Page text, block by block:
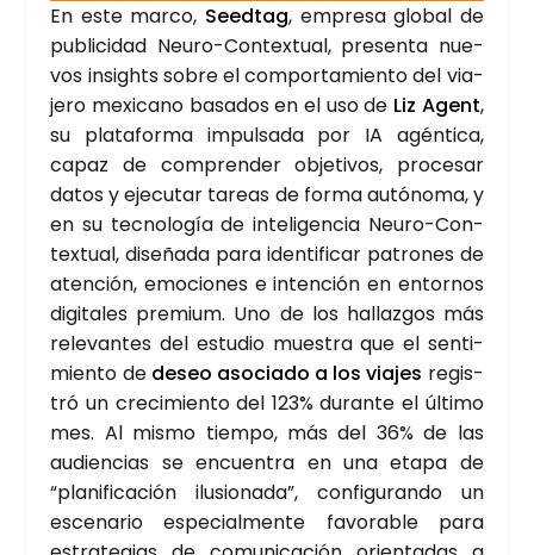
En este mar­co, Seed­tag, empre­sa glo­bal de
publi­ci­dad Neu­ro-Con­tex­tual, pre­sen­ta nue­
vos insights sobre el com­por­ta­mien­to del via­
je­ro mexi­cano basa­dos en el uso de Liz Agent,
su pla­ta­for­ma impul­sa­da por IA agén­ti­ca,
capaz de com­pren­der obje­ti­vos, pro­ce­sar
datos y eje­cu­tar tareas de for­ma autó­no­ma, y
en su tec­no­lo­gía de inte­li­gen­cia Neu­ro-Con­
tex­tual, dise­ña­da para iden­ti­fi­car patro­nes de
aten­ción, emo­cio­nes e inten­ción en entor­nos
digi­ta­les pre­mium. Uno de los hallaz­gos más
rele­van­tes del estu­dio mues­tra que el sen­ti­
mien­to de deseo aso­cia­do a los via­jes regis­
tró un cre­ci­mien­to del 123% duran­te el últi­mo
mes. Al mis­mo tiem­po, más del 36% de las
audien­cias se encuen­tra en una eta­pa de
“pla­ni­fi­ca­ción ilu­sio­na­da”, con­fi­gu­ran­do un
esce­na­rio espe­cial­men­te favo­ra­ble para